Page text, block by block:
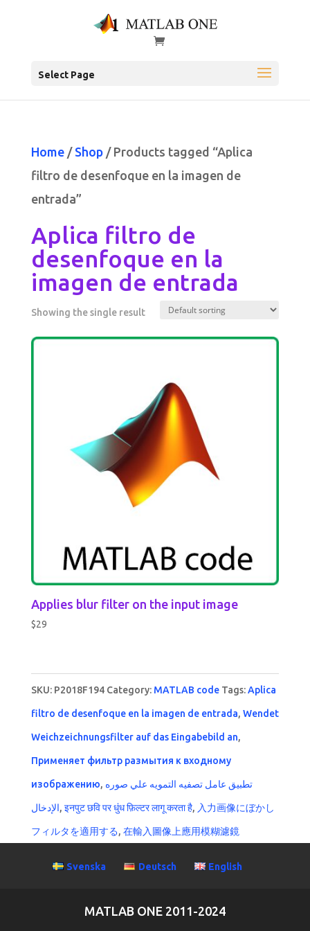
Select Page
Home/ Shop/ Products tagged “Aplica
filtro de desenfoque en la imagen de
entrada”
Aplica filtro de
desenfoque en la
imagen de entrada
Showing the single result
Applies blur filter on the input image
$29
SKU: P2018F194 Category: MATLAB code Tags:Aplica
filtro de desenfoque en la imagen de entrada, Wendet
Weichzeichnungsfilter auf das Eingabebild an,
Применяет фильтр размытия к входному
изображению, تطبيق عامل تصفيه التمويه علي صوره
الإدخال, इनपुट छवि पर धुंध फ़िल्टर लागू करता है, 入力画像にぼかし
フィルタを適用する, 在輸入圖像上應用模糊濾鏡
Svenska Deutsch English
MATLAB ONE 2011-2024